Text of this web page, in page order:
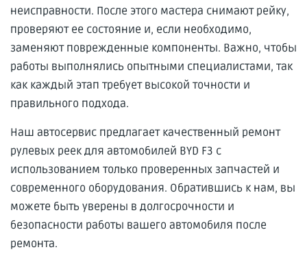
неисправности. После этого мастера снимают рейку,
проверяют ее состояние и, если необходимо,
заменяют поврежденные компоненты. Важно, чтобы
работы выполнялись опытными специалистами, так
как каждый этап требует высокой точности и
правильного подхода.
Наш автосервис предлагает качественный ремонт
рулевых реек для автомобилей BYD F3 с
использованием только проверенных запчастей и
современного оборудования. Обратившись к нам, вы
можете быть уверены в долгосрочности и
безопасности работы вашего автомобиля после
ремонта.